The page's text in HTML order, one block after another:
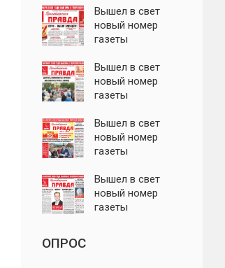
правда"
Вышел в свет
новый номер
газеты
правда"
Вышел в свет
новый номер
газеты
правда"
Вышел в свет
новый номер
газеты
правда"
Вышел в свет
новый номер
газеты
ОПРОС